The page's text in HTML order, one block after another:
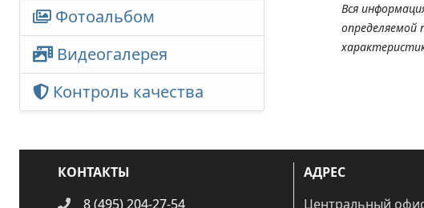
Фотоальбом
Видеогалерея
Контроль качества
Вся
определяемой
КОНТАКТЫ
8 (495) 204-27-54
АДРЕС
Центральный